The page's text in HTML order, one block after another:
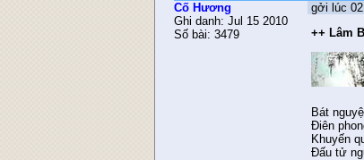
Cố Hương
Ghi danh: Jul 15 2010
Số bài: 3479
gởi lúc
++ Lâm
Bát
Điên
Khuyến
Đấu tử